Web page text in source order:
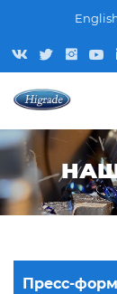
Пресс-